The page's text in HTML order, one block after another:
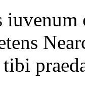
iuvenum